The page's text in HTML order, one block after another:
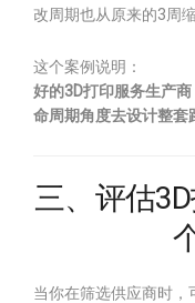
改周期也从原来的3周
这个案例说明：
好的3D打印服务生产
命周期角度去设计整套
三、评估
当你在筛选供应商时，